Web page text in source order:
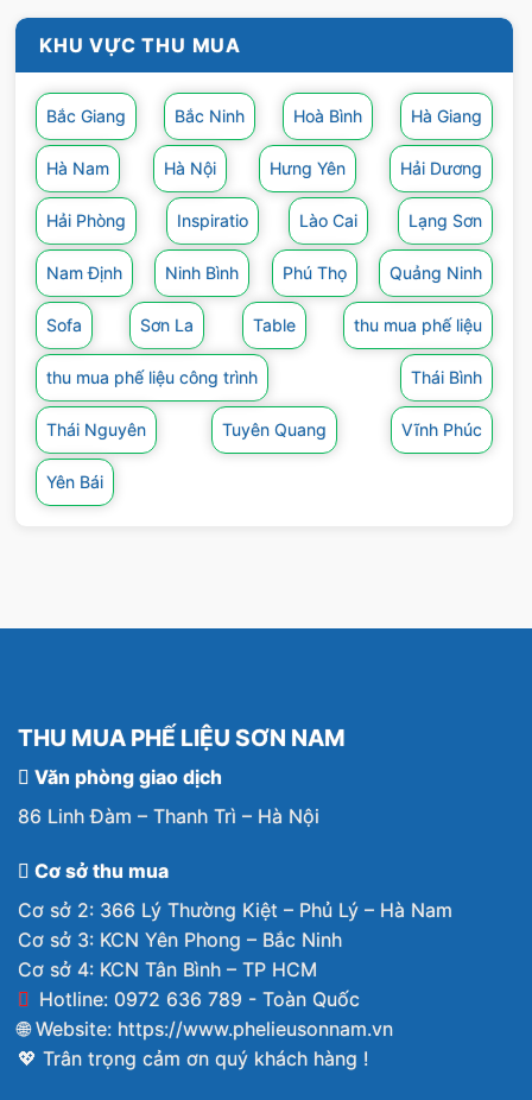
KHU VỰC THU MUA
Bắc Giang Bắc Ninh Hoà Bình Hà Giang
Hà Nam Hà Nội Hưng Yên Hải Dương
Hải Phòng Inspiratio Lào Cai Lạng Sơn
Nam Định Ninh Bình Phú Thọ Quảng Ninh
Sofa Sơn La Table thu mua phế liệu
thu mua phế liệu công trình Thái Bình
Thái Nguyên Tuyên Quang Vĩnh Phúc
Yên Bái
THU MUA PHẾ LIỆU SƠN NAM
Văn phòng giao dịch
86 Linh Đàm – Thanh Trì – Hà Nội
Cơ sở thu mua
Cơ sở 2: 366 Lý Thường Kiệt – Phủ Lý – Hà Nam
Cơ sở 3: KCN Yên Phong – Bắc Ninh
Cơ sở 4: KCN Tân Bình – TP HCM
Hotline: 0972 636 789 - Toàn Quốc
🌐 Website: https://www.phelieusonnam.vn
💖 Trân trọng cảm ơn quý khách hàng !